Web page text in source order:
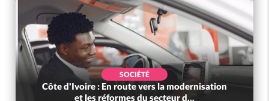
SOCIÉTÉ
Côte d'Ivoire : En route vers la modernisation
et les réformes du secteur d...